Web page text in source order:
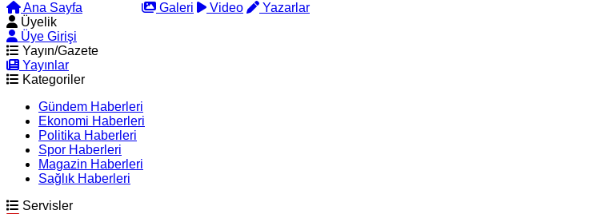
Ana Sayfa Galeri Video
Yazarlar
Üyelik
Üye Girişi
Yayın/Gazete
Yayınlar
Kategoriler
Gündem Haberleri
Ekonomi Haberleri
Politika Haberleri
Spor Haberleri
Magazin Haberleri
Sağlık Haberleri
Servisler